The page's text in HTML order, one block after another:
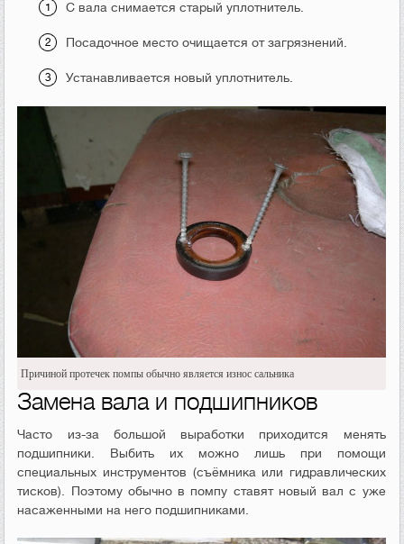
С вала снимается старый уплотнитель.
Посадочное место очищается от загрязнений.
Устанавливается новый уплотнитель.
Причиной протечек помпы обычно является износ сальника
Замена вала и подшипников
Часто из-за большой выработки приходится менять
подшипники. Выбить их можно лишь при помощи
специальных инструментов (съёмника или гидравлических
тисков). Поэтому обычно в помпу ставят новый вал с уже
насаженными на него подшипниками.